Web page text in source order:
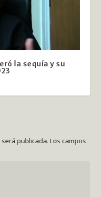
la sequía y su
publicada. Los campos